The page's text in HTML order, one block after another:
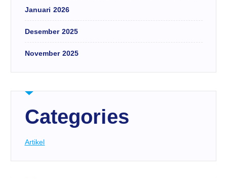
Januari 2026
Desember 2025
November 2025
Categories
Artikel